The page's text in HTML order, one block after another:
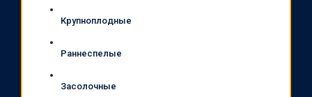
Крупноплодные
Раннеспелые
Засолочные